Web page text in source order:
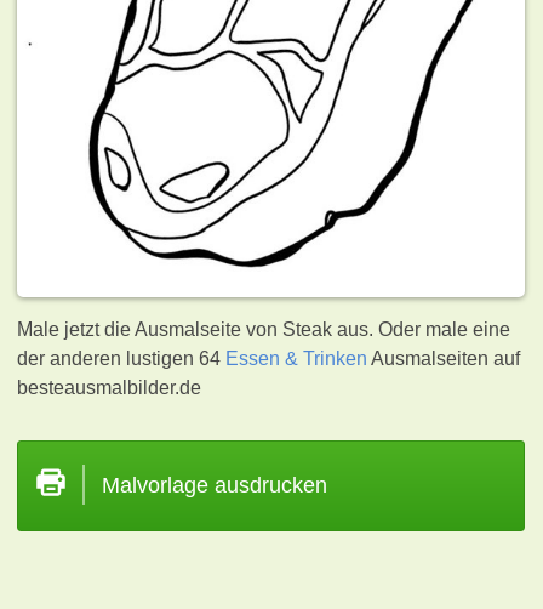
Male jetzt die Ausmalseite von Steak aus. Oder male eine
der anderen lustigen 64 Essen & Trinken Ausmalseiten auf
besteausmalbilder.de
Malvorlage ausdrucken